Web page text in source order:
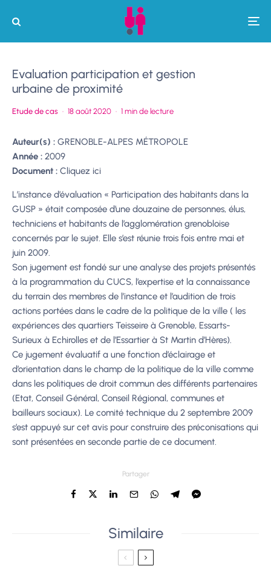
Evaluation participation et gestion
urbaine de proximité
Etude de cas · 18 août 2020 · 1 min de lecture
Auteur(s) : GRENOBLE-ALPES MÉTROPOLE
Année : 2009
Document : Cliquez ici
L’instance d’évaluation « Participation des habitants dans la
GUSP » était composée d’une douzaine de personnes, élus,
techniciens et habitants de l’agglomération grenobloise
concernés par le sujet. Elle s’est réunie trois fois entre mai et
juin 2009.
Son jugement est fondé sur une analyse des projets présentés
à la programmation du CUCS, l’expertise et la connaissance
du terrain des membres de l’instance et l’audition de trois
actions portées dans le cadre de la politique de la ville ( les
expériences des quartiers Teisseire à Grenoble, Essarts-
Surieux à Echirolles et de l’Essartier à St Martin d’Hères).
Ce jugement évaluatif a une fonction d’éclairage et
d’orientation dans le champ de la politique de la ville comme
dans les politiques de droit commun des différents partenaires
(Etat, Conseil Général, Conseil Régional, communes et
bailleurs sociaux). Le comité technique du 2 septembre 2009
s’est appuyé sur cet avis pour construire des préconisations qui
sont présentées en seconde partie de ce document.
Partager
Similaire